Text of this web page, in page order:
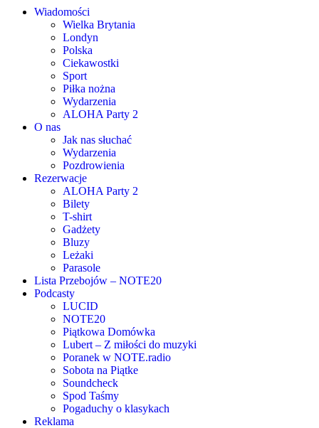
Wiadomości
Wielka Brytania
Londyn
Polska
Ciekawostki
Sport
Piłka nożna
Wydarzenia
ALOHA Party 2
O nas
Jak nas słuchać
Wydarzenia
Pozdrowienia
Rezerwacje
ALOHA Party 2
Bilety
T-shirt
Gadżety
Bluzy
Leżaki
Parasole
Lista Przebojów – NOTE20
Podcasty
LUCID
NOTE20
Piątkowa Domówka
Lubert – Z miłości do muzyki
Poranek w NOTE.radio
Sobota na Piątke
Soundcheck
Spod Taśmy
Pogaduchy o klasykach
Reklama